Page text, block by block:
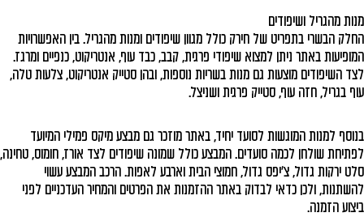
מנות מהגריל ושיפודים
החלק הבשרי בתפריט של חירק כולל מגוון שיפודים ומנות מהגריל. בין האפשרויות
המופיעות באתר ניתן למצוא שיפודי פרגית, קבב, כבד עוף, אנטריקוט, כנפיים ומרגז.
לצד השיפודים מוצעות גם מנות בשריות נוספות, ובהן סטייק אנטריקוט, צלעות טלה,
עוף בגריל, חזה עוף, סטייק פרגית ושניצל.
בנוסף למנות המוגשות לסועד יחיד, באתר מוזכר גם מבצע מיקס פמילי המיועד
לפתיחת שולחן לכמה סועדים. המבצע כולל שמונה שיפודים לצד אורז, חומוס, טחינה,
סלט ירקות גדול, צ'יפס גדול, חמוצי הבית וארבע לאפות. הרכב המבצע עשוי
להשתנות, ולכן כדאי לבדוק באתר ההזמנות את הפרטים והמחיר העדכניים לפני
ביצוע הזמנה.